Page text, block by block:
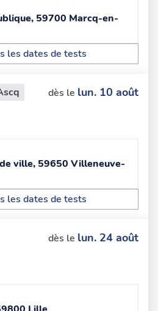
59700 Marcq-en-
les dates de tests
dès le lun. 10 août
ville, 59650 Villeneuve-
les dates de tests
dès le lun. 24 août